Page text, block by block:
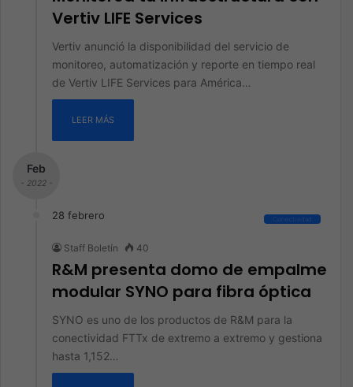
Vertiv LIFE Services
Vertiv anunció la disponibilidad del servicio de
monitoreo, automatización y reporte en tiempo real
de Vertiv LIFE Services para América…
LEER MÁS
Feb
- 2022 -
28 febrero Conectividad
Staff Boletín 40
R&M presenta domo de empalme
modular SYNO para fibra óptica
SYNO es uno de los productos de R&M para la
conectividad FTTx de extremo a extremo y gestiona
hasta 1,152…